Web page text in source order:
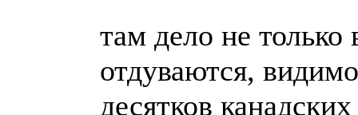
там дело не
отдуваются,
десятков